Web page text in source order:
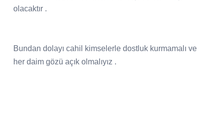
olacaktır .
Bundan dolayı cahil kimselerle dostluk kurmamalı ve
her daim gözü açık olmalıyız .